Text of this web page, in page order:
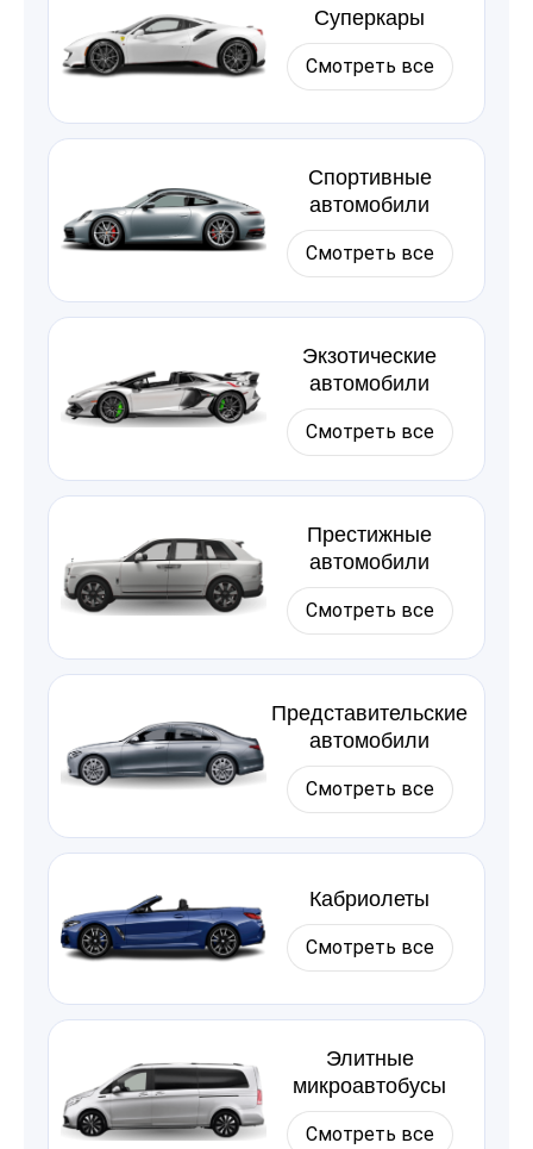
Суперкары
Смотреть все
Спортивные
автомобили
Смотреть все
Экзотические
автомобили
Смотреть все
Престижные
автомобили
Смотреть все
Представительские
автомобили
Смотреть все
Кабриолеты
Смотреть все
Элитные
микроавтобусы
Смотреть все